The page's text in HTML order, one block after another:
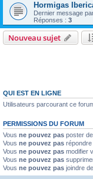
Hormigas
Dernier message
Réponses : 3
Nouveau sujet
QUI EST EN LIGNE
Utilisateurs parcourant ce
PERMISSIONS DU FORUM
Vous ne pouvez pas poster
Vous ne pouvez pas
Vous ne pouvez pas modifier
Vous ne pouvez pas
Vous ne pouvez pas joindre